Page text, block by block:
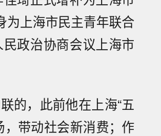
为上海市民主青年联合
政治协商会议上海市
的，此前他在上海“五
，带动社会新消费；作